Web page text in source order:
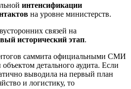
интенсификации
на уровне министерств.
связей на
исторический этап.
итогов саммита официальными СМИ
детального аудита. Если
выводила на первый план
и логистику, то